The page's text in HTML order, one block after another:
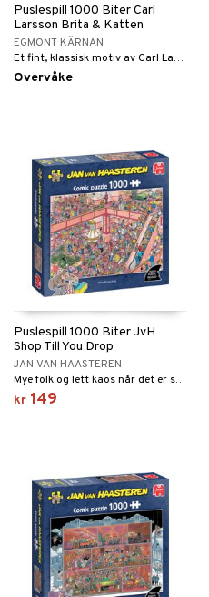
Puslespill 1000 Biter Carl
Larsson Brita & Katten
EGMONT KÄRNAN
Et fint, klassisk motiv av Carl Larsson.
Overvåke
Puslespill 1000 Biter JvH
Shop Till You Drop
JAN VAN HAASTEREN
Mye folk og lett kaos når det er salg på kjøpesenteret!
kr 149